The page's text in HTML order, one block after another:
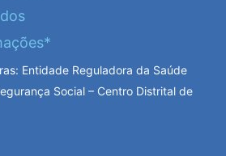
Entidade Reguladora da Saúde
Social – Centro Distrital de